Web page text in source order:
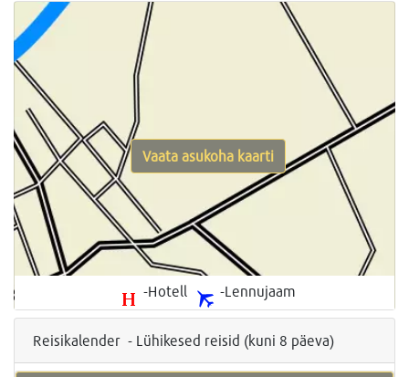
-Hotell -Lennujaam
Vaata asukoha kaarti
Reisikalender - Lühikesed reisid (kuni 8 päeva)